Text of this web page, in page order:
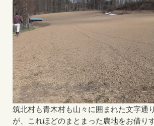
筑北村も青木村も山々に囲まれた文字通
が、これほどのまとまった農地をお借り